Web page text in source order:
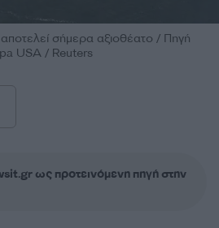
σήμερα αξιοθέατο / Πηγή
USA / Reuters
ως προτεινόμενη πηγή στην